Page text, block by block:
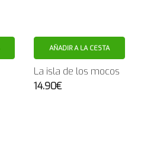
AÑADIR A LA CESTA
La isla de los mocos
14.90€